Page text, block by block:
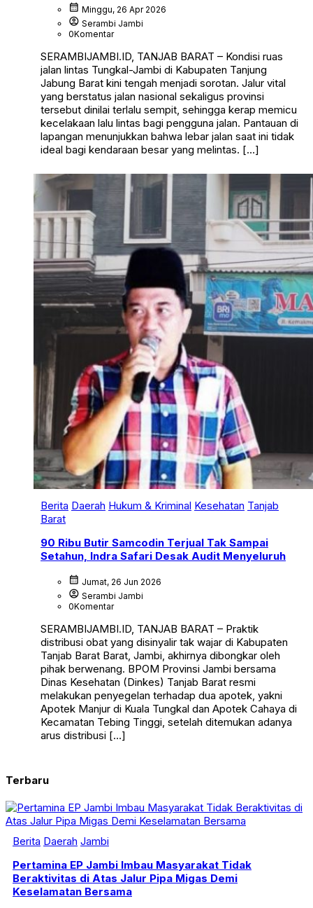
calendar_month Minggu, 26 Apr 2026
account_circle Serambi Jambi
0Komentar
SERAMBIJAMBI.ID, TANJAB BARAT – Kondisi ruas
jalan lintas Tungkal-Jambi di Kabupaten Tanjung
Jabung Barat kini tengah menjadi sorotan. Jalur vital
yang berstatus jalan nasional sekaligus provinsi
tersebut dinilai terlalu sempit, sehingga kerap memicu
kecelakaan lalu lintas bagi pengguna jalan. Pantauan di
lapangan menunjukkan bahwa lebar jalan saat ini tidak
ideal bagi kendaraan besar yang melintas. […]
Berita Daerah Hukum & Kriminal Kesehatan Tanjab
Barat
90 Ribu Butir Samcodin Terjual Tak Sampai
Setahun, Indra Safari Desak Audit Menyeluruh
calendar_month Jumat, 26 Jun 2026
account_circle Serambi Jambi
0Komentar
SERAMBIJAMBI.ID, TANJAB BARAT – Praktik
distribusi obat yang disinyalir tak wajar di Kabupaten
Tanjab Barat Barat, Jambi, akhirnya dibongkar oleh
pihak berwenang. BPOM Provinsi Jambi bersama
Dinas Kesehatan (Dinkes) Tanjab Barat resmi
melakukan penyegelan terhadap dua apotek, yakni
Apotek Manjur di Kuala Tungkal dan Apotek Cahaya di
Kecamatan Tebing Tinggi, setelah ditemukan adanya
arus distribusi […]
Terbaru
Berita Daerah Jambi
Pertamina EP Jambi Imbau Masyarakat Tidak
Beraktivitas di Atas Jalur Pipa Migas Demi
Keselamatan Bersama